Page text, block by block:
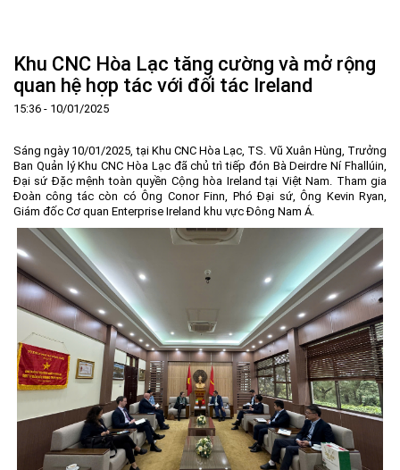
Lịch sử hình thành và phát triển
Tầm nhìn - Sứ mệnh
Cơ cấu tổ chức
Chức năng, nhiệm vụ
Tin tức - sự kiện ▼
Ban Quản lý Khu
Doanh nghiệp
Hợp tác quốc tế
Đào tạo và Nghiên cứu
Cách mạng công nghiệp lần thứ 4
Quy hoạch
Quy hoạch khu chức năng
Vị trí
Cơ sở hạ tầng
Cơ chế ưu đãi đầu tư
Cơ chế Một cửa
Nguồn nhân lực
Nhà đầu tư
Hướng dẫn đầu tư ▼
Trình tự, thủ tục đầu tư
Tiêu chí đầu tư
Lĩnh vực đầu tư
Quản lý và vận hành dự án đầu tư
Văn bản pháp luật
Các thủ tục hành chính
Doanh nghiệp
Đất đai
Đầu tư
Khu CNC Hòa Lạc
Lao động
Môi trường
Quy hoạch - Xây dựng
Thông báo ▼
Thông báo chung
Tuyển dụng
Công khai ngân sách
Dữ liệu mở
FAQs
Liên hệ - Liên kết ▼
Liên kết
Liên hệ
Khu CNC Hòa Lạc tăng cường và mở rộng
quan hệ hợp tác với đối tác Ireland
15:36 - 10/01/2025
Sáng ngày 10/01/2025, tại Khu CNC Hòa Lạc, TS. Vũ Xuân Hùng, Trưởng
Ban Quản lý Khu CNC Hòa Lạc đã chủ trì tiếp đón Bà Deirdre Ní Fhallúin,
Đại sứ Đặc mệnh toàn quyền Cộng hòa Ireland tại Việt Nam. Tham gia
Đoàn công tác còn có Ông Conor Finn, Phó Đại sứ, Ông Kevin Ryan,
Giám đốc Cơ quan Enterprise Ireland khu vực Đông Nam Á.